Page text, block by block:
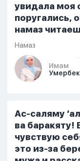
увидала моя
поругались,
намаз
себя. После
намаз и не
уже так не
я делаю
От родных
Намаз
Имам
Ас-саляму
ва баракяту!
чувствую
это из-за